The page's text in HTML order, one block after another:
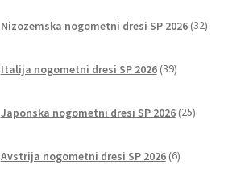
Nizozemska nogometni dresi SP 2026 32izdelkov
Italija nogometni dresi SP 2026 39izdelkov
Japonska nogometni dresi SP 2026 25izdelkov
Avstrija nogometni dresi SP 2026 6izdelkov